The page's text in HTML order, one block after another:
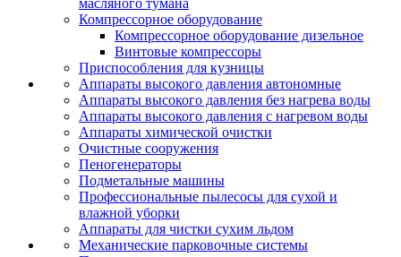
масляного тумана
Компрессорное оборудование
Компрессорное оборудование дизельное
Винтовые компрессоры
Приспособления для кузницы
Аппараты высокого давления автономные
Аппараты высокого давления без нагрева воды
Аппараты высокого давления с нагревом воды
Аппараты химической очистки
Очистные сооружения
Пеногенераторы
Подметальные машины
Профессиональные пылесосы для сухой и
влажной уборки
Аппараты для чистки сухим льдом
Механические парковочные системы